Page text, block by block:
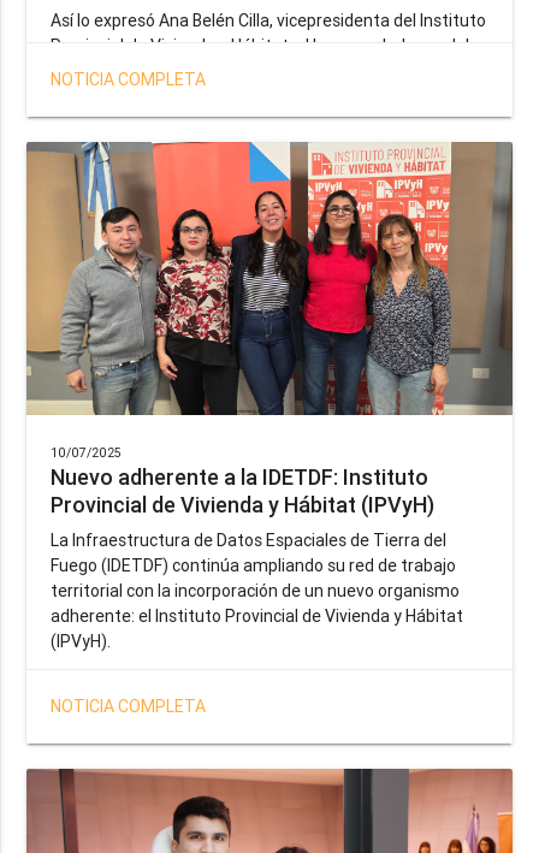
Así lo expresó Ana Belén Cilla, vicepresidenta del Instituto
Provincial de Vivienda y Hábitat, al hacer un balance del
trabajo del organismo en el marco de la operatoria
salud y seguridad impulsada por el gobernador Gustavo
Melella.
NOTICIA COMPLETA
10/07/2025
Nuevo adherente a la IDETDF: Instituto
Provincial de Vivienda y Hábitat (IPVyH)
La Infraestructura de Datos Espaciales de Tierra del
Fuego (IDETDF) continúa ampliando su red de trabajo
territorial con la incorporación de un nuevo organismo
adherente: el Instituto Provincial de Vivienda y Hábitat
(IPVyH).
NOTICIA COMPLETA